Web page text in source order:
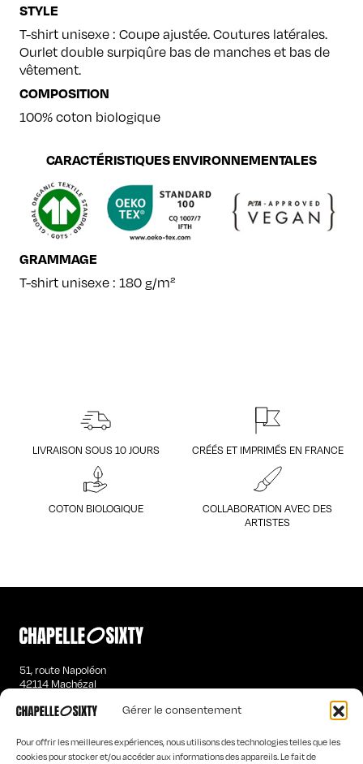
Gérer le consentement
Pour offrir les meilleures expériences, nous utilisons des technologies telles que les
cookies pour stocker et/ou accéder aux informations des appareils. Le fait de
STYLE
T-shirt unisexe : Coupe ajustée. Coutures latérales.
Ourlet double surpiqûre bas de manches et bas de
vêtement.
COMPOSITION
100% coton biologique
CARACTÉRISTIQUES ENVIRONNEMENTALES
GRAMMAGE
T-shirt unisexe : 180 g/m²
LIVRAISON SOUS 10 JOURS CRÉÉS ET IMPRIMÉS EN FRANCE
COTON BIOLOGIQUE
COLLABORATION AVEC DES
ARTISTES
51, route Napoléon
42114 Machézal
contact@chapelle-sixty.fr
T-SHIRTS MANCHES LONGUES HOMME
SWEATS ÉTRANGES FEMME